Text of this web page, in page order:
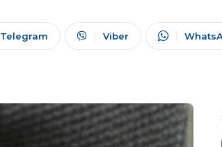
Telegram Viber